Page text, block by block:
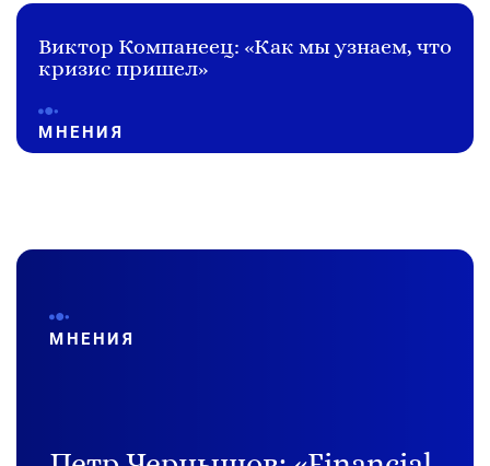
Виктор Компанеец: «Как мы узнаем, что
кризис пришел»
МНЕНИЯ
МНЕНИЯ